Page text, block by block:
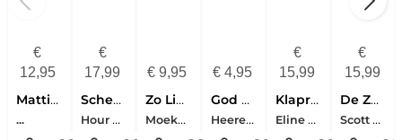
€
12,95
Mattie Agenda 2025
...
€
17,99
Scheurkalender Hoopvolle Toekomst
Hour Of Power
€ 9,95
Zo Lief Heb Ik Jou
Moekestorm, Irma
€4,95
God Met Ons
Heerens, Danielle
€
15,99
Klaproosmomenten
Eline Hoogenboom
€
15,99
De Zaaier
Scott James